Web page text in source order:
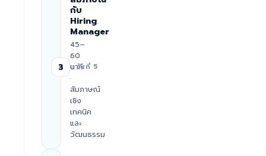
3
กับ
Hiring
Manager
45–
60
นาที
·
สัมภาษณ์
เชิง
เทคนิค
และ
วัฒนธรรม
≈ วันที่ 5